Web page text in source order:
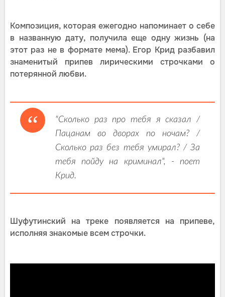
Композиция, которая ежегодно напоминает о себе
в названную дату, получила еще одну жизнь (на
этот раз не в формате мема). Егор Крид разбавил
знаменитый припев лирическими строчками о
потерянной любви.
"Сколько раз про тебя я сказал /
Пацанам во дворах по ночам? /
Сколько раз без тебя умирал? / За
тебя пойду на криминал", - поет
Крид.
Шуфутинский на треке появляется на припеве,
исполняя знакомые всем строчки.